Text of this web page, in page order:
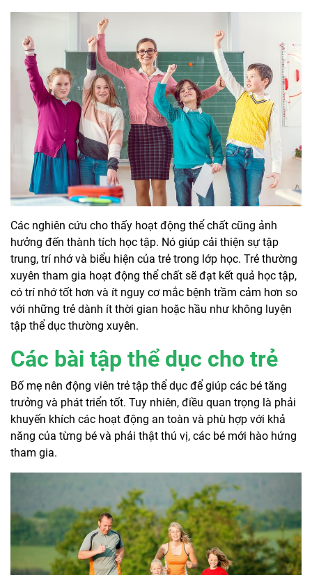
Các nghiên cứu cho thấy hoạt động thể chất cũng ảnh
hưởng đến thành tích học tập. Nó giúp cải thiện sự tập
trung, trí nhớ và biểu hiện của trẻ trong lớp học. Trẻ thường
xuyên tham gia hoạt động thể chất sẽ đạt kết quả học tập,
có trí nhớ tốt hơn và ít nguy cơ mắc bệnh trầm cảm hơn so
với những trẻ dành ít thời gian hoặc hầu như không luyện
tập thể dục thường xuyên.
Các bài tập thể dục cho trẻ
Bố mẹ nên động viên trẻ tập thể dục để giúp các bé tăng
trưởng và phát triển tốt. Tuy nhiên, điều quan trọng là phải
khuyến khích các hoạt động an toàn và phù hợp với khả
năng của từng bé và phải thật thú vị, các bé mới hào hứng
tham gia.